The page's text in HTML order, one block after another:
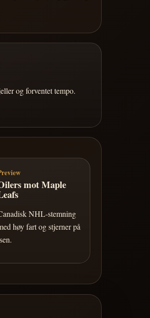
og forventet tempo.
mot Maple
NHL-stemning
høy fart og stjerner på